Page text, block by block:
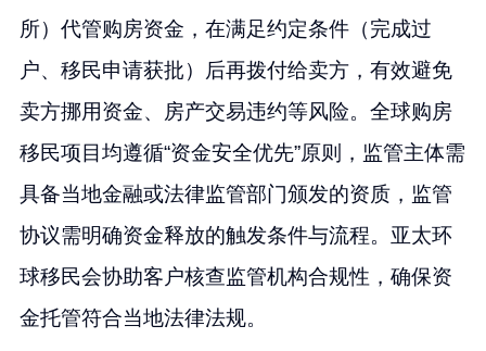
所）代管购房资金，在满足约定条件（完成过
户、移民申请获批）后再拨付给卖方，有效避免
卖方挪用资金、房产交易违约等风险。全球购房
移民项目均遵循“资金安全优先”原则，监管主体需
具备当地金融或法律监管部门颁发的资质，监管
协议需明确资金释放的触发条件与流程。亚太环
球移民会协助客户核查监管机构合规性，确保资
金托管符合当地法律法规。